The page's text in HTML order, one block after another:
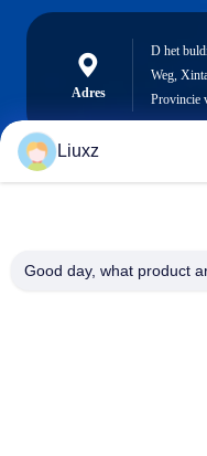
Adres
D het
Weg,
Provincie
Liuxz
Good day, what product